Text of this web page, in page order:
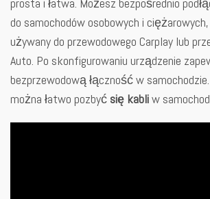
prosta i łatwa. Możesz bezpośrednio
do samochodów osobowych i
używany do przewodowego Carplay lub
Auto. Po skonfigurowaniu urządzenie
bezprzewodową łączność w
można łatwo pozbyć się kabliw